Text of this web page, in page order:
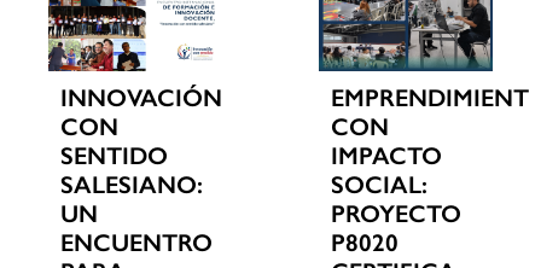
INNOVACIÓN
CON
SENTIDO
SALESIANO:
UN
ENCUENTRO
CON
IMPACTO
SOCIAL:
PROYECTO
P8020